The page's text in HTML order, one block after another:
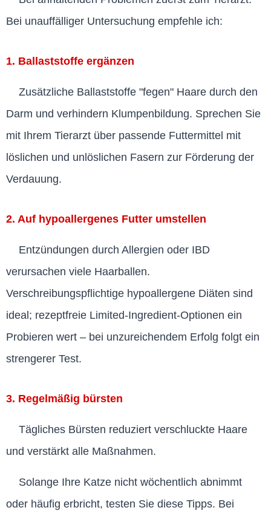
Bei unauffälliger Untersuchung empfehle ich:
1. Ballaststoffe ergänzen
Zusätzliche Ballaststoffe "fegen" Haare durch den
Darm und verhindern Klumpenbildung. Sprechen Sie
mit Ihrem Tierarzt über passende Futtermittel mit
löslichen und unlöslichen Fasern zur Förderung der
Verdauung.
2. Auf hypoallergenes Futter umstellen
Entzündungen durch Allergien oder IBD
verursachen viele Haarballen.
Verschreibungspflichtige hypoallergene Diäten sind
ideal; rezeptfreie Limited-Ingredient-Optionen ein
Probieren wert – bei unzureichendem Erfolg folgt ein
strengerer Test.
3. Regelmäßig bürsten
Tägliches Bürsten reduziert verschluckte Haare
und verstärkt alle Maßnahmen.
Solange Ihre Katze nicht wöchentlich abnimmt
oder häufig erbricht, testen Sie diese Tipps. Bei